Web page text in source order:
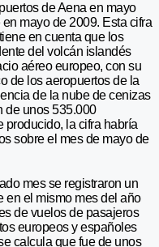
de Aena en mayo
mayo de 2009. Esta cifra
en cuenta que los
del volcán islandés
aéreo europeo, con su
de los aeropuertos de la
de la nube de cenizas
de unos 535.000
producido, la cifra habría
sobre el mes de mayo de
mes se registraron un
en el mismo mes del año
de vuelos de pasajeros
europeos y españoles
calcula que fue de unos